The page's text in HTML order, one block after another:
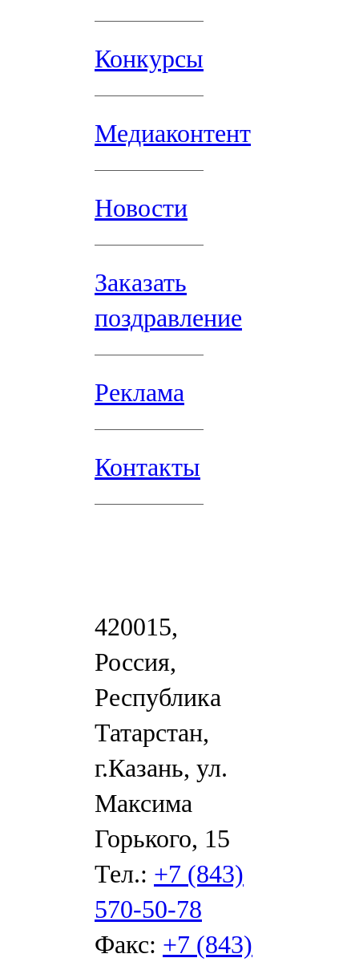
Конкурсы
Медиаконтент
Новости
Заказать
поздравление
Реклама
Контакты
420015,
Россия,
Республика
Татарстан,
г.Казань, ул.
Максима
Горького, 15
Тел.: +7 (843)
570-50-78
Факс: +7 (843)